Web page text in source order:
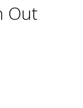
Out